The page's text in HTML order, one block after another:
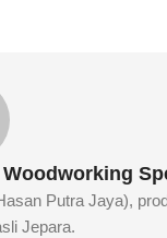
Putra Jaya),
Jepara.